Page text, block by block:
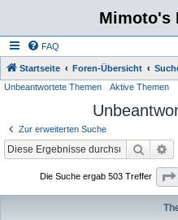
Mimoto's
FAQ
Startseite Foren-Übersicht
Unbeantwortete Themen Aktive Themen
Zur erweiterten Suche
Suche
Die Suche ergab 503 Treffer